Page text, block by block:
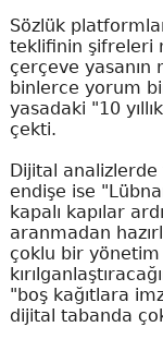
Sözlük
teklifinin şifreleri
çerçeve yasanın
binlerce yorum
yasadaki "10
çekti.
Dijital
endişe ise
kapalı kapılar
aranmadan
çoklu bir yönetim
"boş kağıtlara
dijital tabanda